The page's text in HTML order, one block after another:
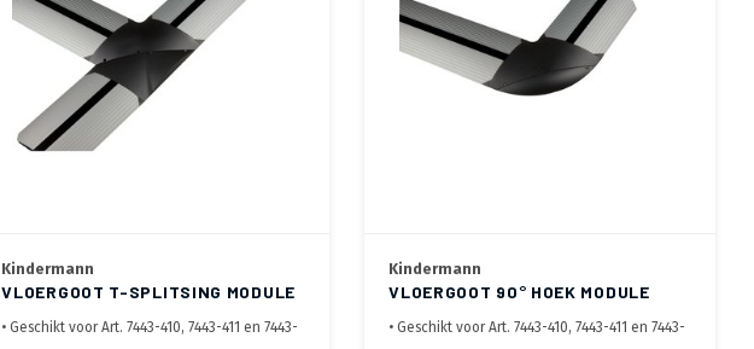
Kindermann
VLOERGOOT T-SPLITSING MODULE
• Geschikt voor Art. 7443-410, 7443-411 en 7443-
Kindermann
VLOERGOOT 90° HOEK MODULE
• Geschikt voor Art. 7443-410, 7443-411 en 7443-